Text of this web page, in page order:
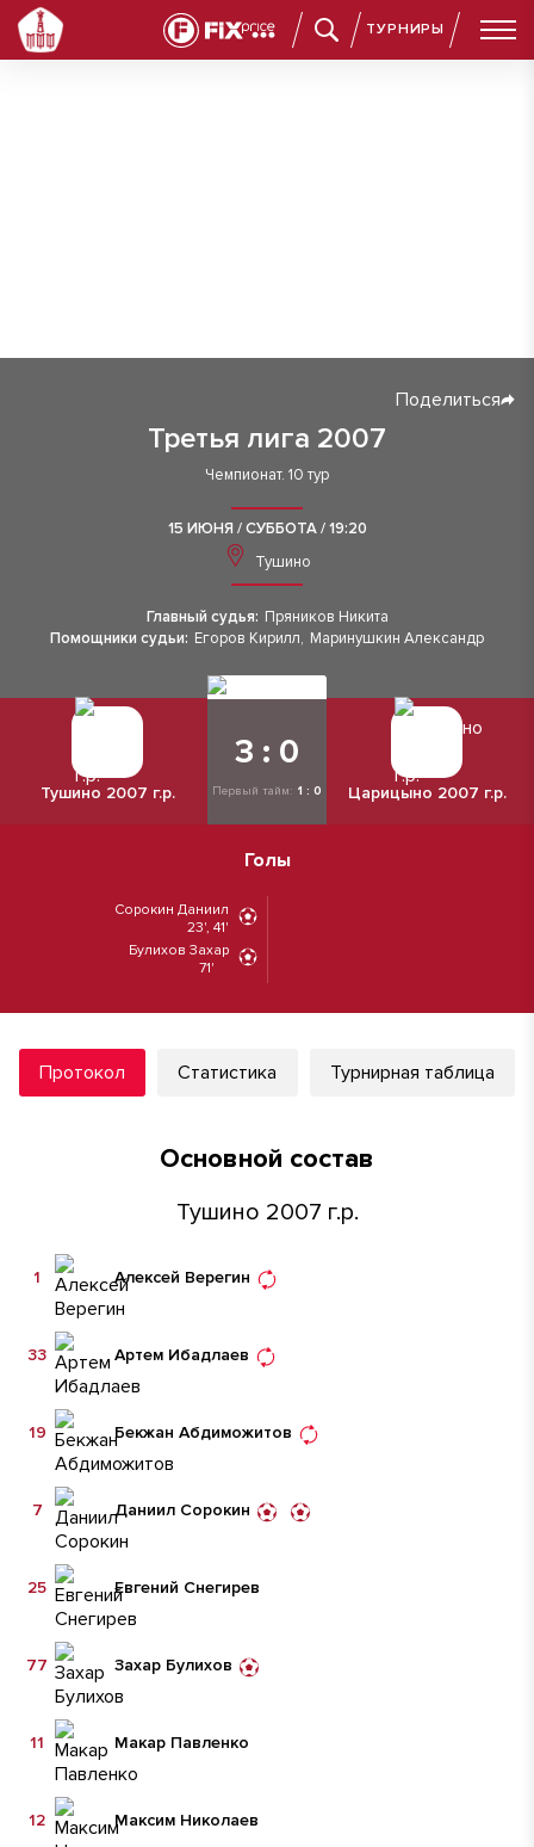
ТУРНИРЫ
Третья лига 2007
Поделиться
Чемпионат. 10 тур
15 ИЮНЯ / СУББОТА / 19:20
Тушино
Главный судья: Пряников Никита
Помощники судьи: Егоров Кирилл, Маринушкин Александр
Тушино 2007 г.р.
3 : 0
Первый тайм: 1 : 0 Царицыно 2007 г.р.
Голы
Сорокин Даниил
23', 41'
Булихов Захар
71'
Протокол Статистика Турнирная таблица
Основной состав
Тушино 2007 г.р.
Алексей Верегин
1
Артем Ибадлаев
33
Бекжан Абдиможитов
19
Даниил Сорокин
7
Евгений Снегирев
25
Захар Булихов
77
Макар Павленко
11
Максим Николаев
12